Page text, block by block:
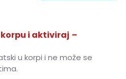
korpu i aktiviraj –
u korpi i ne može se